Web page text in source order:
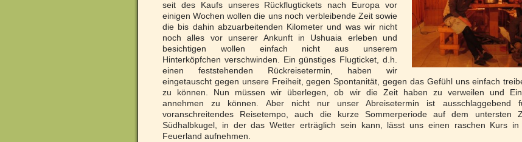
seit des Kaufs unseres Rückflugtickets nach Europa vor
einigen Wochen wollen die uns noch verbleibende Zeit sowie
die bis dahin abzuarbeitenden Kilometer und was wir nicht
noch alles vor unserer Ankunft in Ushuaia erleben und
besichtigen wollen einfach nicht aus unserem
Hinterköpfchen verschwinden. Ein günstiges Flugticket, d.h.
einen feststehenden Rückreisetermin, haben wir
eingetauscht gegen unsere Freiheit, gegen Spontanität, gegen das Gefühl uns einfach
zu können. Nun müssen wir überlegen, ob wir die Zeit haben zu verweilen und
annehmen zu können. Aber nicht nur unser Abreisetermin ist ausschlaggebend
voranschreitendes Reisetempo, auch die kurze Sommerperiode auf dem untersten
Südhalbkugel, in der das Wetter erträglich sein kann, lässt uns einen raschen Kurs in
Feuerland aufnehmen.